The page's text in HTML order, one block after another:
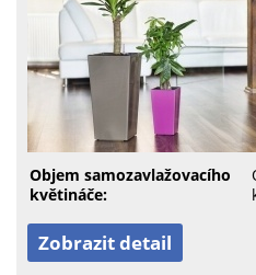
Objem samozavlažovacího
květináče:
Zobrazit detail